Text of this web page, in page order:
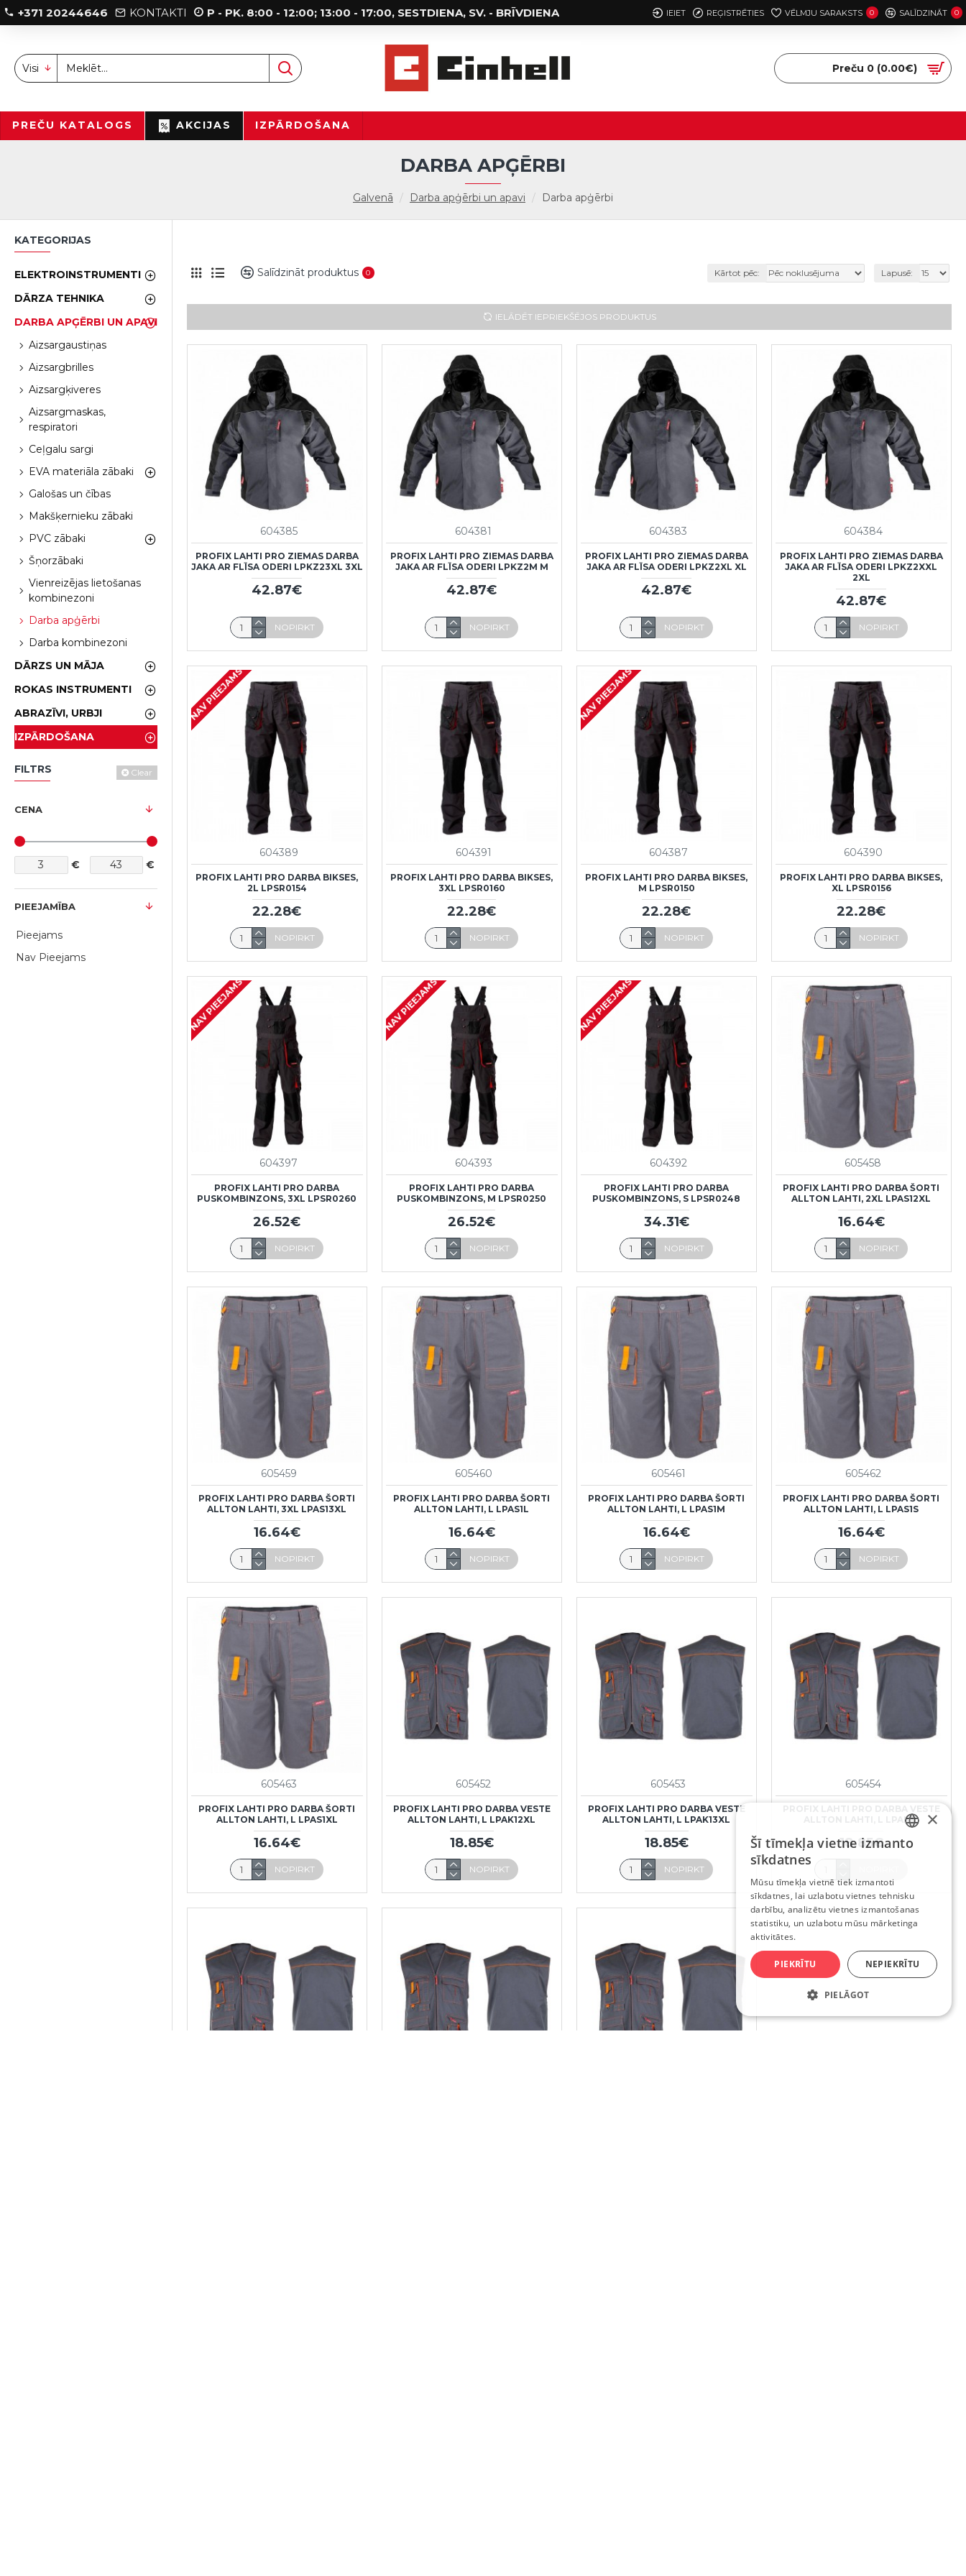
+371 20244646 KONTAKTI P - PK. 8:00 - 12:00; 13:00 - 17:00, SESTDIENA, SV. - BRĪVDIENA IEIET REĢISTRĒTIES VĒLMJU SARAKSTS 0 SALĪDZINĀT 0
Visi Preču 0 (0.00€)
PREČU KATALOGS AKCIJAS IZPĀRDOŠANA
Galvenā Darba apģērbi un apavi Darba apģērbi
DARBA APĢĒRBI
KATEGORIJAS
ELEKTROINSTRUMENTI
DĀRZA TEHNIKA
DARBA APĢĒRBI UN APAVI
Aizsargaustiņas
Aizsargbrilles
Aizsargķiveres
Aizsargmaskas,
respiratori
Ceļgalu sargi
EVA materiāla zābaki
Galošas un čības
Makšķernieku zābaki
PVC zābaki
Šņorzābaki
Vienreizējas lietošanas
kombinezoni
Darba apģērbi
Darba kombinezoni
DĀRZS UN MĀJA
ROKAS INSTRUMENTI
ABRAZĪVI, URBJI
IZPĀRDOŠANA
FILTRS Clear
CENA
€ €
PIEEJAMĪBA
Pieejams
Nav Pieejams
Salīdzināt produktus 0 Kārtot pēc: Lapusē:
IELĀDĒT IEPRIEKŠĒJOS PRODUKTUS
604385
PROFIX LAHTI PRO ZIEMAS DARBA
JAKA AR FLĪSA ODERI LPKZ23XL 3XL
42.87€
NOPIRKT
604381
PROFIX LAHTI PRO ZIEMAS DARBA
JAKA AR FLĪSA ODERI LPKZ2M M
42.87€
NOPIRKT
604383
PROFIX LAHTI PRO ZIEMAS DARBA
JAKA AR FLĪSA ODERI LPKZ2XL XL
42.87€
NOPIRKT
604384
PROFIX LAHTI PRO ZIEMAS DARBA
JAKA AR FLĪSA ODERI LPKZ2XXL
2XL
42.87€
NOPIRKT
NAV PIEEJAMS
604389
PROFIX LAHTI PRO DARBA BIKSES,
2L LPSR0154
22.28€
NOPIRKT
604391
PROFIX LAHTI PRO DARBA BIKSES,
3XL LPSR0160
22.28€
NOPIRKT
NAV PIEEJAMS
604387
PROFIX LAHTI PRO DARBA BIKSES,
M LPSR0150
22.28€
NOPIRKT
604390
PROFIX LAHTI PRO DARBA BIKSES,
XL LPSR0156
22.28€
NOPIRKT
NAV PIEEJAMS
604397
PROFIX LAHTI PRO DARBA
PUSKOMBINZONS, 3XL LPSR0260
26.52€
NOPIRKT
NAV PIEEJAMS
604393
PROFIX LAHTI PRO DARBA
PUSKOMBINZONS, M LPSR0250
26.52€
NOPIRKT
NAV PIEEJAMS
604392
PROFIX LAHTI PRO DARBA
PUSKOMBINZONS, S LPSR0248
34.31€
NOPIRKT
605458
PROFIX LAHTI PRO DARBA ŠORTI
ALLTON LAHTI, 2XL LPAS12XL
16.64€
NOPIRKT
605459
PROFIX LAHTI PRO DARBA ŠORTI
ALLTON LAHTI, 3XL LPAS13XL
16.64€
NOPIRKT
605460
PROFIX LAHTI PRO DARBA ŠORTI
ALLTON LAHTI, L LPAS1L
16.64€
NOPIRKT
605461
PROFIX LAHTI PRO DARBA ŠORTI
ALLTON LAHTI, L LPAS1M
16.64€
NOPIRKT
605462
PROFIX LAHTI PRO DARBA ŠORTI
ALLTON LAHTI, L LPAS1S
16.64€
NOPIRKT
605463
PROFIX LAHTI PRO DARBA ŠORTI
ALLTON LAHTI, L LPAS1XL
16.64€
NOPIRKT
605452
PROFIX LAHTI PRO DARBA VESTE
ALLTON LAHTI, L LPAK12XL
18.85€
NOPIRKT
605453
PROFIX LAHTI PRO DARBA VESTE
ALLTON LAHTI, L LPAK13XL
18.85€
NOPIRKT
605454
ALLTON LAHTI, L LPAK1L
18.85€ LATVIAN
ENGLISH
×
Šī tīmekļa vietne izmanto
sīkdatnes
Mūsu tīmekļa vietnē tiek izmantoti
sīkdatnes, lai uzlabotu vietnes tehnisku
darbību, analizētu vietnes izmantošanas
statistiku, un uzlabotu mūsu mārketinga
aktivitātes.
PIEKRĪTU NEPIEKRĪTU
PIELĀGOT